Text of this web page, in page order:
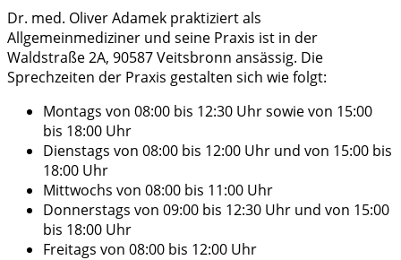
Dr. med. Oliver Adamek praktiziert als
Allgemeinmediziner und seine Praxis ist in der
Waldstraße 2A, 90587 Veitsbronn ansässig. Die
Sprechzeiten der Praxis gestalten sich wie folgt:
Montags von 08:00 bis 12:30 Uhr sowie von 15:00
bis 18:00 Uhr
Dienstags von 08:00 bis 12:00 Uhr und von 15:00 bis
18:00 Uhr
Mittwochs von 08:00 bis 11:00 Uhr
Donnerstags von 09:00 bis 12:30 Uhr und von 15:00
bis 18:00 Uhr
Freitags von 08:00 bis 12:00 Uhr